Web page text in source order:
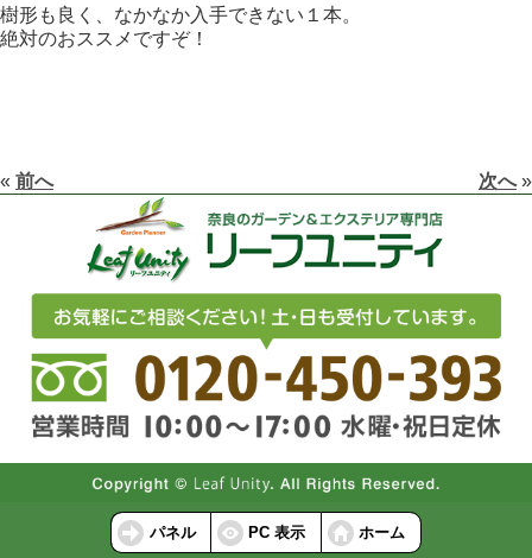
樹形も良く、なかなか入手できない１本。
絶対のおススメですぞ！
« 前へ 次へ»
パネル PC 表示 ホーム